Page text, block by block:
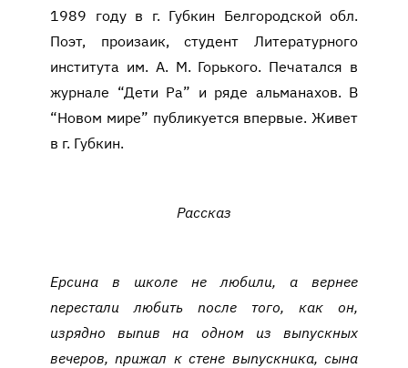
1989 году в г. Губкин Белгородской обл.
Поэт, произаик, студент Литературного
института им. А. М. Горького. Печатался в
журнале “Дети Ра” и ряде альманахов. В
“Новом мире” публикуется впервые. Живет
в г. Губкин.
Рассказ
Ерсина в школе не любили, а вернее
перестали любить после того, как он,
изрядно выпив на одном из выпускных
вечеров, прижал к стене выпускника, сына